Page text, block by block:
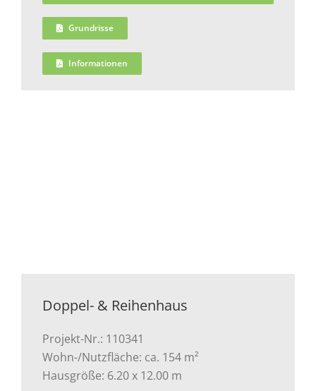
Grundrisse
Informationen
Doppel- & Reihenhaus
Projekt-Nr.: 110341
Wohn-/Nutzfläche: ca. 154 m²
Hausgröße: 6.20 x 12.00 m